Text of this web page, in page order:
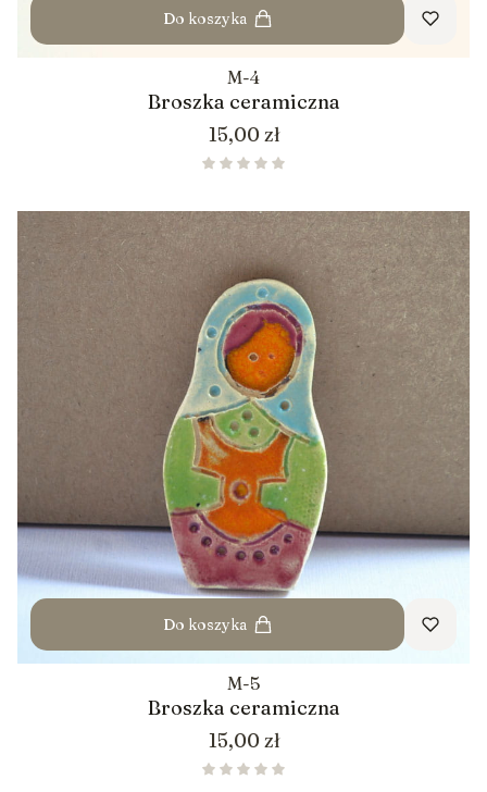
Do koszyka
M-4
Broszka ceramiczna
Cena
15,00 zł
Do koszyka
M-5
Broszka ceramiczna
Cena
15,00 zł